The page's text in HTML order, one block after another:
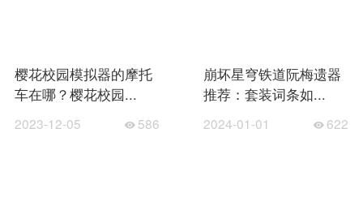
樱花校园模拟器的摩托
车在哪？樱花校园...
2023-12-05 586
崩坏星穹铁道阮梅遗器
推荐：套装词条如...
2024-01-01 622